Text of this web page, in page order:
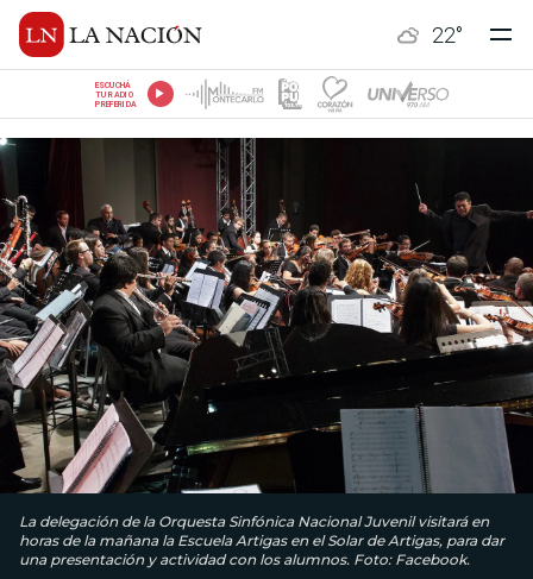
22°
ESCUCHÁ
TU RADIO
PREFERIDA
La delegación de la Orquesta Sinfónica Nacional Juvenil visitará en
horas de la mañana la Escuela Artigas en el Solar de Artigas, para dar
una presentación y actividad con los alumnos. Foto: Facebook.